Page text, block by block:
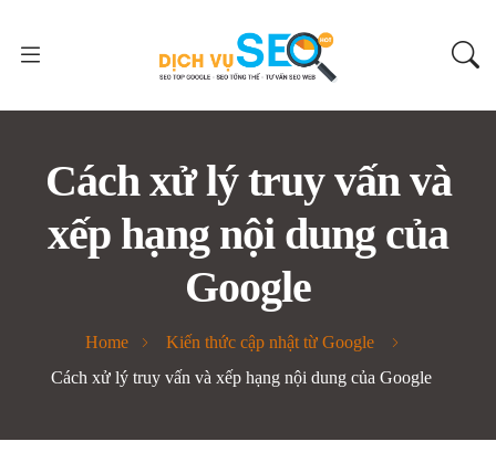
Cách xử lý truy vấn và
xếp hạng nội dung của
Google
Home
Kiến thức cập nhật từ Google
Cách xử lý truy vấn và xếp hạng nội dung của Google